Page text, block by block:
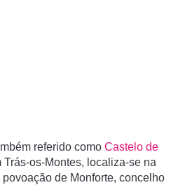
referido como Castelo de
Trás-os-Montes, localiza-se na
de Monforte, concelho